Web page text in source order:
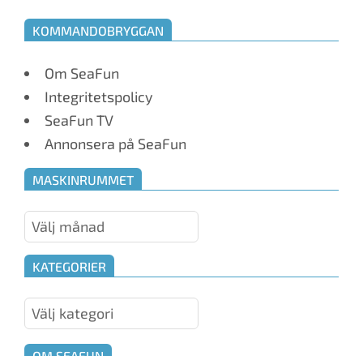
KOMMANDOBRYGGAN
Om SeaFun
Integritetspolicy
SeaFun TV
Annonsera på SeaFun
MASKINRUMMET
Maskinrummet
KATEGORIER
Kategorier